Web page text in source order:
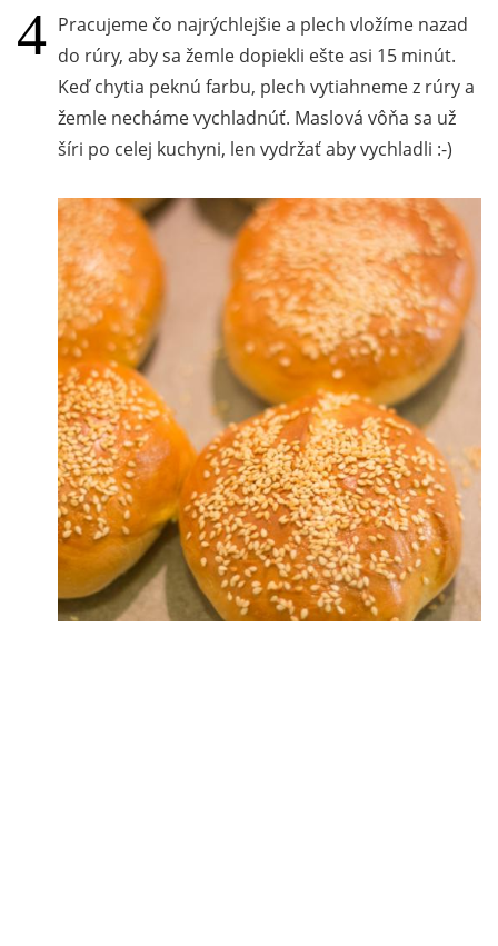
Pracujeme čo najrýchlejšie a plech vložíme nazad
do rúry, aby sa žemle dopiekli ešte asi 15 minút.
Keď chytia peknú farbu, plech vytiahneme z rúry a
žemle necháme vychladnúť. Maslová vôňa sa už
šíri po celej kuchyni, len vydržať aby vychladli :-)